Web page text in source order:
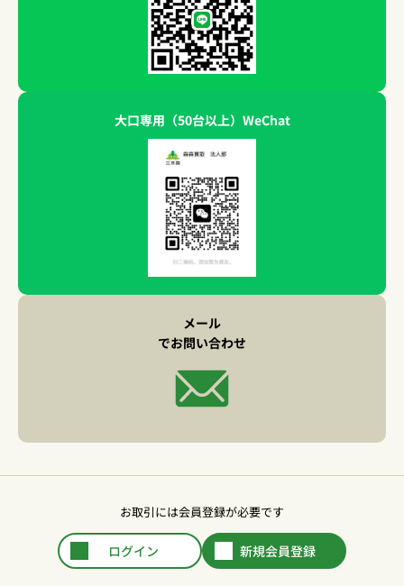
大口専用（50台以上）WeChat
メール
でお問い合わせ
お取引には会員登録が必要です
ログイン 新規会員登録